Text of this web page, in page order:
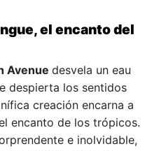
el encanto del
Avenue desvela un eau
despierta los sentidos
creación encarna a
encanto de los trópicos.
e inolvidable,